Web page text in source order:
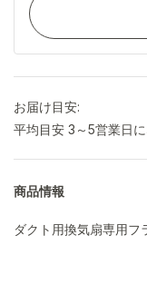
お届け目安:
平均目安 3～5営業日に
商品情報
ダクト用換気扇専用